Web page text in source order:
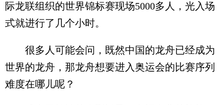
际龙联组织的世界锦标赛现场5000多人，光入场
式就进行了几个小时。
很多人可能会问，既然中国的龙舟已经成为
世界的龙舟，那龙舟想要进入奥运会的比赛序列
难度在哪儿呢？